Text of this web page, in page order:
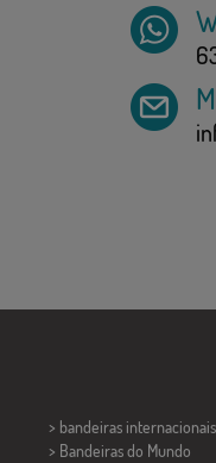
> bandeiras internacionais
> Bandeiras do Mundo